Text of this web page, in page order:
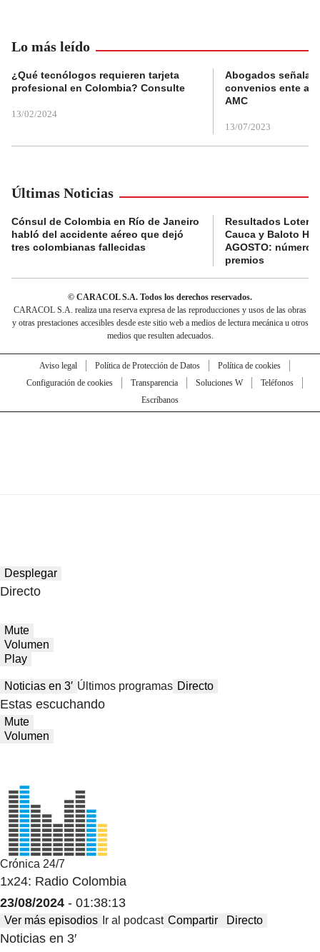
Lo más leído
¿Qué tecnólogos requieren tarjeta
profesional en Colombia? Consulte
13/02/2024
Abogados
convenios ente
AMC
13/07/2023
Últimas Noticias
Cónsul de Colombia en Río de Janeiro
habló del accidente aéreo que dejó
tres colombianas fallecidas
Resultados
Cauca y Baloto
AGOSTO:
premios
© CARACOL S.A. Todos los derechos reservados.
CARACOL S.A. realiza una reserva expresa de las reproducciones y usos de las obras
y otras prestaciones accesibles desde este sitio web a medios de lectura mecánica u otros
medios que resulten adecuados.
Aviso legal Política de Protección de Datos
Política de cookies
Configuración de cookies
Transparencia Soluciones W
Teléfonos
Escríbanos
Desplegar
Directo
Mute
Volumen
Play
Noticias en 3′ Últimos programas Directo
Estas escuchando
Mute
Volumen
Crónica 24/7
1x24: Radio Colombia
23/08/2024 - 01:38:13
Ver más episodios Ir al podcast Compartir Directo
Noticias en 3′